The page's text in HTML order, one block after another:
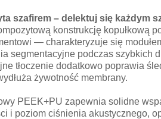
szafirem – delektuj się każdym
konstrukcję kopułkową
— charakteryzuje się
segmentacyjne podczas
tłoczenie dodatkowo poprawia
żywotność membrany.
PEEK+PU zapewnia solidne
i poziom ciśnienia akustycznego,